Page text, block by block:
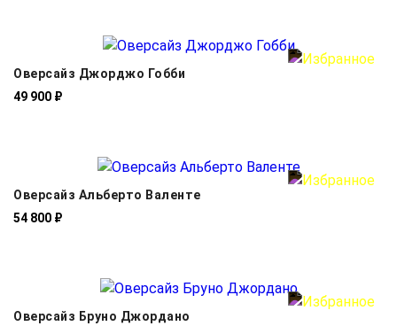
Оверсайз Джорджо Гобби
49 900 ₽
Оверсайз Альберто Валенте
54 800 ₽
Оверсайз Бруно Джордано